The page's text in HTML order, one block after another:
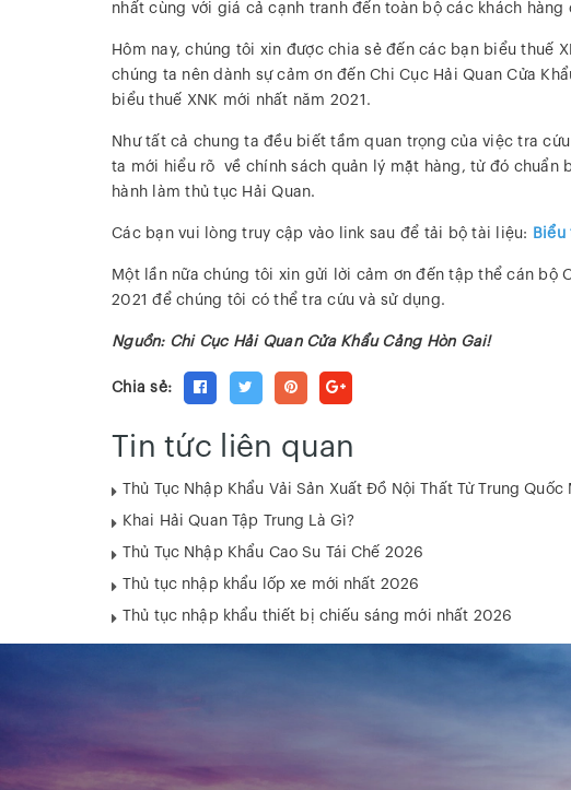
nhất cùng với giá cả cạnh tranh đến toàn bộ các khách hàng
Hôm nay, chúng tôi xin được chia sẻ đến các bạn biểu thuế
chúng ta nên dành sự cảm ơn đến Chi Cục Hải Quan Cửa
biểu thuế XNK mới nhất năm 2021.
Như tất cả chung ta đều biết tầm quan trọng của việc tra
ta mới hiểu rõ về chính sách quản lý mặt hàng, từ đó
hành làm thủ tục Hải Quan.
Các bạn vui lòng truy cập vào link sau để tải bộ tài liệu: Biểu
Một lần nữa chúng tôi xin gửi lời cảm ơn đến tập thể cán bộ
2021 để chúng tôi có thể tra cứu và sử dụng.
Nguồn: Chi Cục Hải Quan Cửa Khẩu Cảng Hòn Gai!
Chia sẻ:
Tin tức liên quan
Thủ Tục Nhập Khẩu Vải Sản Xuất Đồ Nội Thất Từ Trung
Khai Hải Quan Tập Trung Là Gì?
Thủ Tục Nhập Khẩu Cao Su Tái Chế 2026
Thủ tục nhập khẩu lốp xe mới nhất 2026
Thủ tục nhập khẩu thiết bị chiếu sáng mới nhất 2026